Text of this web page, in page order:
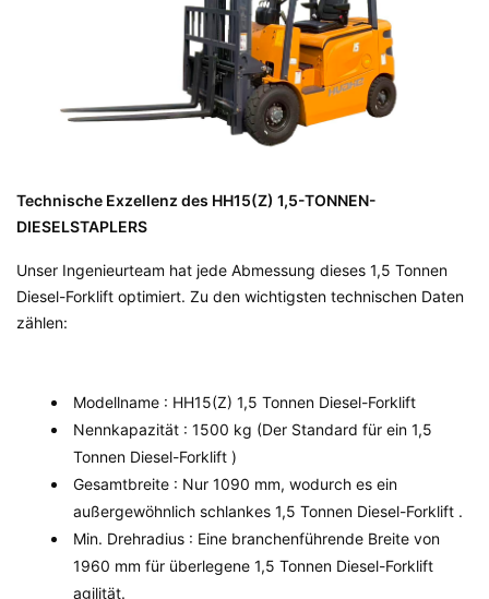
Technische Exzellenz des HH15(Z) 1,5-TONNEN-
DIESELSTAPLERS
Unser Ingenieurteam hat jede Abmessung dieses 1,5 Tonnen
Diesel-Forklift optimiert. Zu den wichtigsten technischen Daten
zählen:
Modellname : HH15(Z) 1,5 Tonnen Diesel-Forklift
Nennkapazität : 1500 kg (Der Standard für ein 1,5
Tonnen Diesel-Forklift )
Gesamtbreite : Nur 1090 mm, wodurch es ein
außergewöhnlich schlankes 1,5 Tonnen Diesel-Forklift .
Min. Drehradius : Eine branchenführende Breite von
1960 mm für überlegene 1,5 Tonnen Diesel-Forklift
agilität.